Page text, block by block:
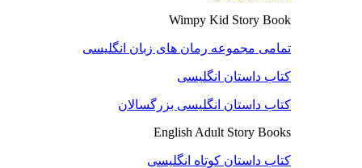
Wimpy Kid Story Book
تمامی مجموعه رمان های زبان انگلیسی
کتاب داستان انگلیسی
کتاب داستان انگلیسی بزرگسالان
English Adult Story Books
کتاب داستان کوتاه انگلیسی